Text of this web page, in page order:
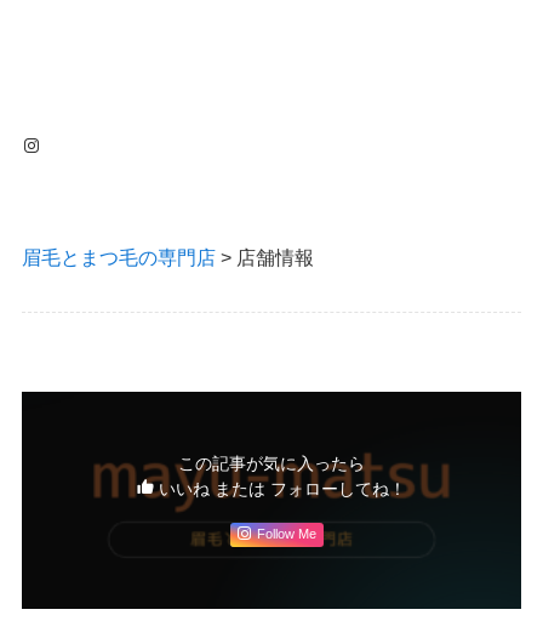
Instagram
眉毛とまつ毛の専門店> 店舗情報
この記事が気に入ったら
いいね または フォローしてね！
Follow Me